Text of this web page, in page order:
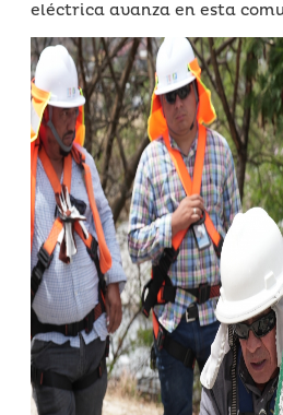
eléctrica avanza en esta